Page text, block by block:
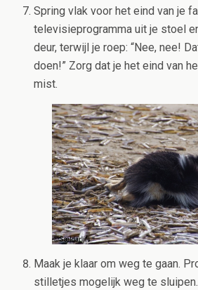
Spring vlak voor het eind van je
televisieprogramma uit je stoel
deur, terwijl je roep: “Nee, nee!
doen!” Zorg dat je het eind van
mist.
Maak je klaar om weg te gaan.
stilletjes mogelijk weg te